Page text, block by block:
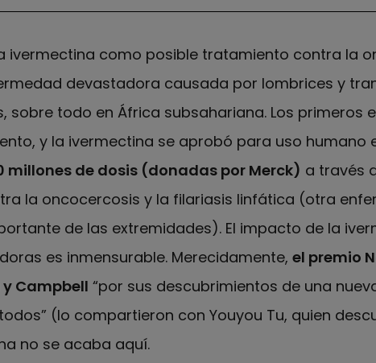
ivermectina como posible tratamiento contra la
devastadora causada por lombrices y
sobre todo en África subsahariana. Los primeros
y la ivermectina se aprobó para uso humano
millones de dosis (donadas por Merck) a través
la oncocercosis y la filariasis linfática (otra
de las extremidades). El impacto de la
es inmensurable. Merecidamente, el premio
Campbell “por sus descubrimientos de una
(lo compartieron con Youyou Tu, quien
no se acaba aquí.